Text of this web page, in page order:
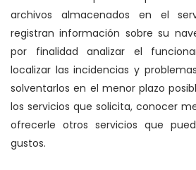
archivos almacenados en el
registran información sobre su
por finalidad analizar el
localizar las incidencias y
solventarlos en el menor plazo
los servicios que solicita, conocer
ofrecerle otros servicios que
gustos.